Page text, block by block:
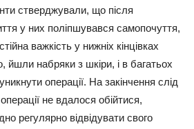
стверджували, що після
у них поліпшувався самопочуття,
важкість у нижніх кінцівках
йшли набряки з шкіри, і в багатьох
операції. На закінчення слід
не вдалося обійтися,
регулярно відвідувати свого